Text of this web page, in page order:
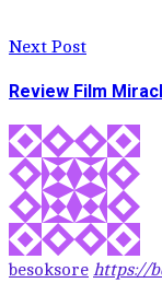
Next Post
Review Film
besoksore https://